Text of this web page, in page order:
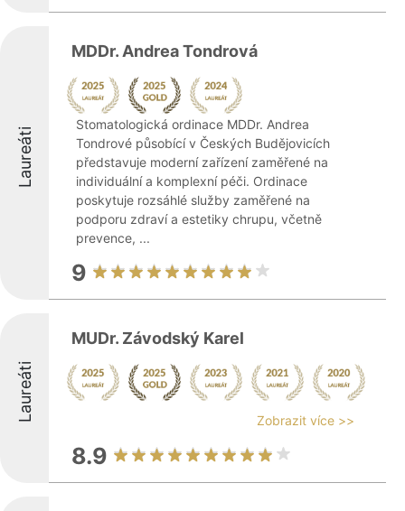
Laureáti
MDDr. Andrea Tondrová
Stomatologická ordinace MDDr. Andrea
Tondrové působící v Českých Budějovicích
představuje moderní zařízení zaměřené na
individuální a komplexní péči. Ordinace
poskytuje rozsáhlé služby zaměřené na
podporu zdraví a estetiky chrupu, včetně
prevence, ...
9
Laureáti
MUDr. Závodský Karel
Zobrazit více >>
8.9